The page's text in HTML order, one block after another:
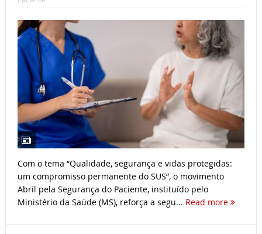
Com o tema “Qualidade, segurança e vidas protegidas:
um compromisso permanente do SUS”, o movimento
Abril pela Segurança do Paciente, instituído pelo
Ministério da Saúde (MS), reforça a segu... Read more